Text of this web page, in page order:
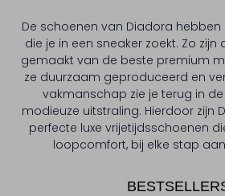
De schoenen van Diadora
die je in een sneaker zoekt. Zo zijn
gemaakt van de beste premium
ze duurzaam geproduceerd en
vakmanschap zie je terug in
modieuze uitstraling. Hierdoor zijn
perfecte luxe vrijetijdsschoenen
loopcomfort, bij elke stap